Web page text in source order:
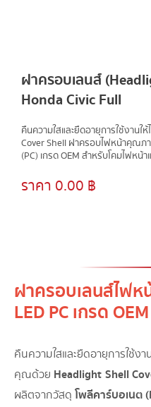
ฝาครอบเลนส์
Honda Civic Full
คืนความใสและยืดอายุการใช้งาน
Cover Shell ฝาครอบไฟหน้าคุณ
(PC) เกรด OEM สำหรับโคมไฟหน้
ราคา 0.00 ฿
ฝาครอบเลนส์ไฟห
LED PC เกรด
คืนความใสและยืดอายุการใช้งา
คุณด้วย Headlight Shell
ผลิตจากวัสดุ โพลีคาร์บอเนต